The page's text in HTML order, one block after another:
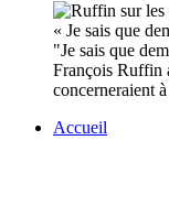
"Je sais que
François Ruffin
concerneraient
Accueil